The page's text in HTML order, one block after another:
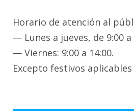
Horario de atención al
— Lunes a jueves, de 9:00 a
— Viernes: 9:00 a 14:00.
Excepto festivos